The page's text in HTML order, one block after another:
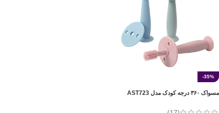
-35%
مسواک ۳۶۰ درجه کودک مدل AST723